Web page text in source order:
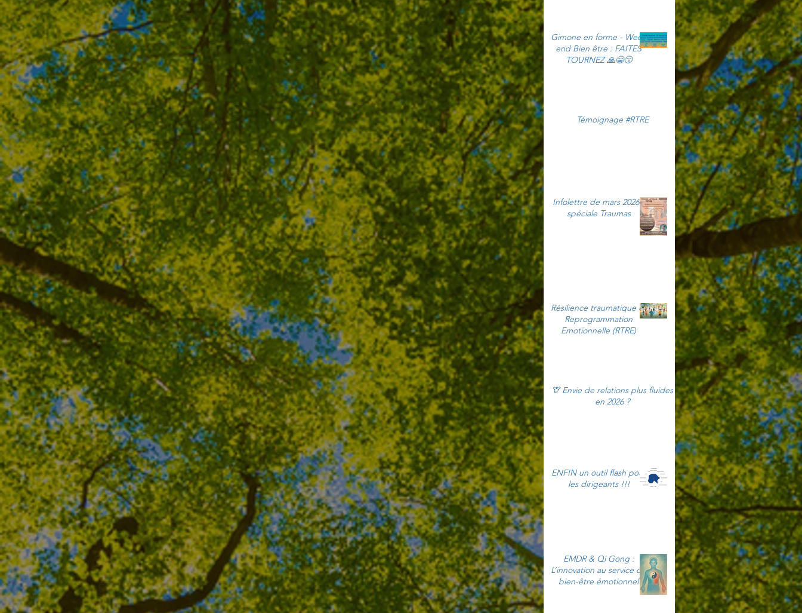
Gimone en forme - Week
end Bien être : FAITES
TOURNEZ 🙏😁😙
Témoignage #RTRE
Infolettre de mars 2026 -
spéciale Traumas
Résilience traumatique et
Reprogrammation
Emotionnelle (RTRE)
🦒 Envie de relations plus fluides
en 2026 ?
ENFIN un outil flash pour
les dirigeants !!!
EMDR & Qi Gong :
L’innovation au service du
bien-être émotionnel